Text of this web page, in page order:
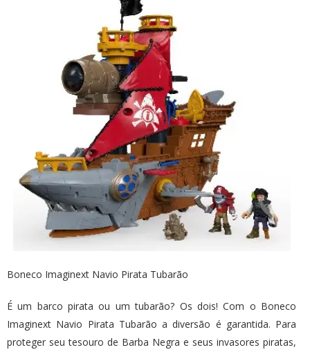
Boneco Imaginext Navio Pirata Tubarão
É um barco pirata ou um tubarão? Os dois! Com o Boneco
Imaginext Navio Pirata Tubarão a diversão é garantida. Para
proteger seu tesouro de Barba Negra e seus invasores piratas,